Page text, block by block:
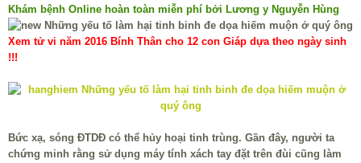
Khám bệnh Online hoàn toàn miễn phí bởi Lương y Nguyễn Hùng
Xem tử vi năm 2016 Bính Thân cho 12 con Giáp dựa theo ngày sinh
!!!
Bức xạ, sóng ĐTDĐ có thể hủy hoại tinh trùng. Gần đây, người ta
chứng minh rằng sử dụng máy tính xách tay đặt trên đùi cũng làm